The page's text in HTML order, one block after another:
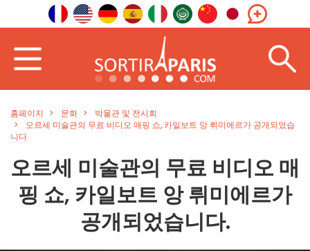
홈페이지 문화
박물관 및 전시회
오르세 미술관의 무료 비디오 매핑 쇼, 카일보트 앙 뤼미에르가 공개되었습
니다.
오르세 미술관의 무료 비디오 매
핑 쇼, 카일보트 앙 뤼미에르가
공개되었습니다.